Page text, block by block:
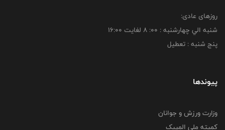
روزهای عادی:
شنبه الي چهارشنبه : 00: 8 لغايت 16:00
پنج شنبه : تعطیل
پیوندها
وزارت ورزش و جوانان
کمیته ملی المپیک